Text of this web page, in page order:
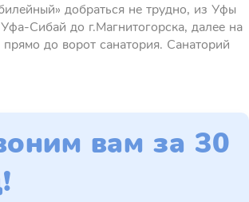
добраться не трудно, из Уфы
Сибай до г.Магнитогорска, далее на
до ворот санатория. Санаторий
вам за 30